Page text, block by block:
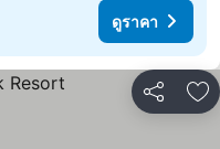
ดูราคา
แชร์ เ